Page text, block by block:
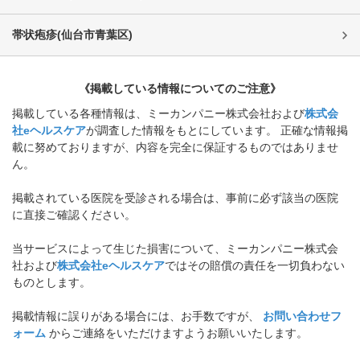
帯状疱疹(仙台市青葉区)
《掲載している情報についてのご注意》
掲載している各種情報は、ミーカンパニー株式会社および株式会
社eヘルスケアが調査した情報をもとにしています。 正確な情報掲
載に努めておりますが、内容を完全に保証するものではありませ
ん。
掲載されている医院を受診される場合は、事前に必ず該当の医院
に直接ご確認ください。
当サービスによって生じた損害について、ミーカンパニー株式会
社および株式会社eヘルスケアではその賠償の責任を一切負わない
ものとします。
掲載情報に誤りがある場合には、お手数ですが、
お問い合わせフ
ォーム からご連絡をいただけますようお願いいたします。